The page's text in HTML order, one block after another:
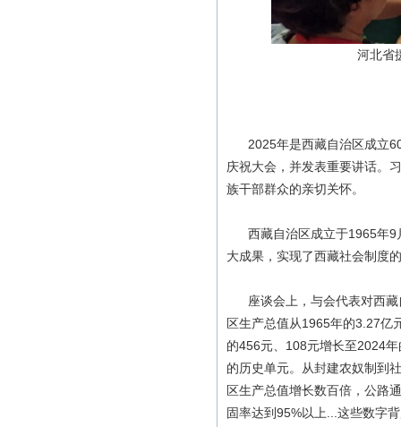
河北省
2025年是西藏自治区成立60
庆祝大会，并发表重要讲话。
族干部群众的亲切关怀。
西藏自治区成立于1965年9
大成果，实现了西藏社会制度
座谈会上，与会代表对西藏
区生产总值从1965年的3.27亿
的456元、108元增长至2024
的历史单元。从封建农奴制到
区生产总值增长数百倍，公路
固率达到95%以上...这些数字